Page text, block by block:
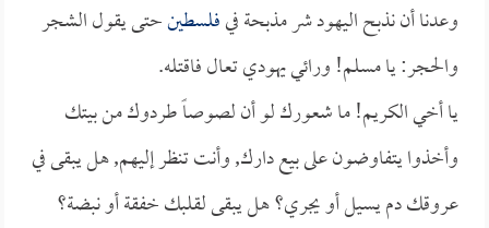
وعدنا أن نذبح اليهود شر مذبحة فيفلسطينحتى يقول الشجر
والحجر: يا مسلم! ورائي يهودي تعال فاقتله.
يا أخي الكريم! ما شعورك لو أن لصوصاً طردوك من بيتك
وأخذوا يتفاوضون على بيع دارك, وأنت تنظر إليهم, هل يبقى في
عروقك دم يسيل أو يجري؟ هل يبقى لقلبك خفقة أو نبضة؟